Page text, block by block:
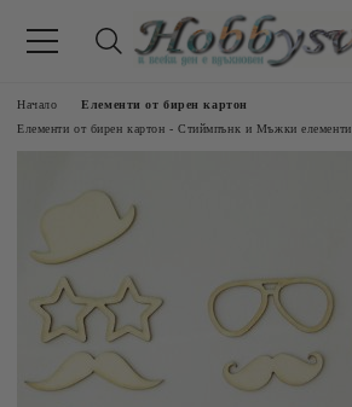
Начало
Елементи от бирен картон
Елементи от бирен картон - Стиймпънк и Мъжки елементи